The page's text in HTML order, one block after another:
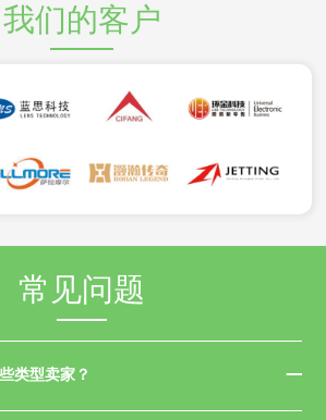
我们的客户
常见问题
类型卖家？